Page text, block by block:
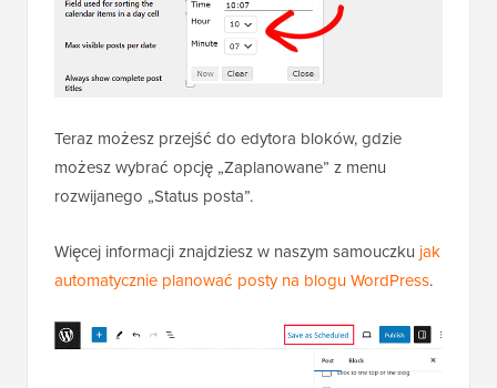
Teraz możesz przejść do edytora bloków, gdzie
możesz wybrać opcję „Zaplanowane” z menu
rozwijanego „Status posta”.
Więcej informacji znajdziesz w naszym samouczku jak
automatycznie planować posty na blogu WordPress.